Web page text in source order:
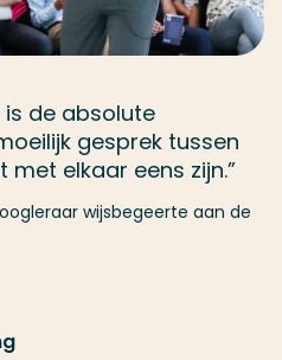
is de absolute
gesprek tussen
met elkaar eens zijn.”
wijsbegeerte aan de